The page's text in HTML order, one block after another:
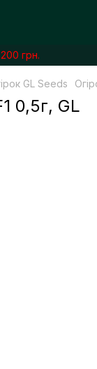
грн.
GL Seeds
0,5г, GL